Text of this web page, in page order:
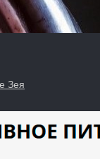
Зея